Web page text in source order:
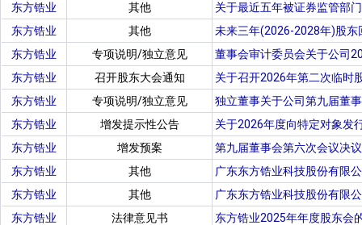
东方锆业
其他
关于最近五年被证券监管部
东方锆业
其他
未来三年(2026-2028年)股东
东方锆业
专项说明/独立意见
董事会审计委员会关于公司
东方锆业
召开股东大会通知
关于召开2026年第二次临时
东方锆业
专项说明/独立意见
独立董事关于公司第九届董
东方锆业
增发提示性公告
关于2026年度向特定对象发
东方锆业
增发预案
第九届董事会第六次会议决
东方锆业
其他
广东东方锆业科技股份有限
东方锆业
其他
广东东方锆业科技股份有限
东方锆业
法律意见书
东方锆业2025年年度股东会